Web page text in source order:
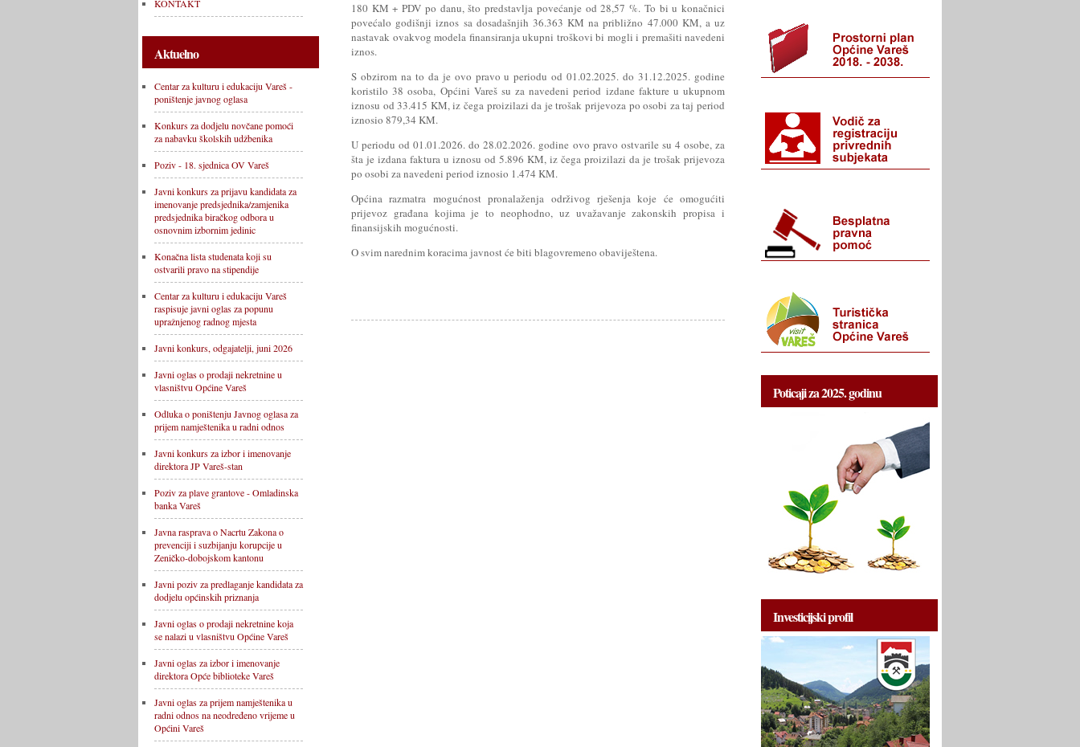
KONTAKT
Aktuelno
Centar za kulturu i edukaciju Vareš -
poništenje javnog oglasa
Konkurs za dodjelu novčane pomoći
za nabavku školskih udžbenika
Poziv - 18. sjednica OV Vareš
Javni konkurs za prijavu kandidata za
imenovanje predsjednika/zamjenika
predsjednika biračkog odbora u
osnovnim izbornim jedinic
Konačna lista studenata koji su
ostvarili pravo na stipendije
Centar za kulturu i edukaciju Vareš
raspisuje javni oglas za popunu
upražnjenog radnog mjesta
Javni konkurs, odgajatelji, juni 2026
Javni oglas o prodaji nekretnine u
vlasništvu Općine Vareš
Odluka o poništenju Javnog oglasa za
prijem namještenika u radni odnos
Javni konkurs za izbor i imenovanje
direktora JP Vareš-stan
Poziv za plave grantove - Omladinska
banka Vareš
Javna rasprava o Nacrtu Zakona o
prevenciji i suzbijanju korupcije u
Zeničko-dobojskom kantonu
Javni poziv za predlaganje kandidata za
dodjelu općinskih priznanja
Javni oglas o prodaji nekretnine koja
se nalazi u vlasništvu Općine Vareš
Javni oglas za izbor i imenovanje
direktora Opće biblioteke Vareš
Javni oglas za prijem namještenika u
radni odnos na neodređeno vrijeme u
Općini Vareš
180 KM + PDV po danu, što predstavlja povećanje od 28,57 %. To bi u konačnici
povećalo godišnji iznos sa dosadašnjih 36.363 KM na približno 47.000 KM, a uz
nastavak ovakvog modela finansiranja ukupni troškovi bi mogli i premašiti navedeni
iznos.
S obzirom na to da je ovo pravo u periodu od 01.02.2025. do 31.12.2025. godine
koristilo 38 osoba, Općini Vareš su za navedeni period izdane fakture u ukupnom
iznosu od 33.415 KM, iz čega proizilazi da je trošak prijevoza po osobi za taj period
iznosio 879,34 KM.
U periodu od 01.01.2026. do 28.02.2026. godine ovo pravo ostvarile su 4 osobe, za
šta je izdana faktura u iznosu od 5.896 KM, iz čega proizilazi da je trošak prijevoza
po osobi za navedeni period iznosio 1.474 KM.
Općina razmatra mogućnost pronalaženja održivog rješenja koje će omogućiti
prijevoz građana kojima je to neophodno, uz uvažavanje zakonskih propisa i
finansijskih mogućnosti.
O svim narednim koracima javnost će biti blagovremeno obaviještena.
Poticaji za 2025. godinu
Investicijski profil